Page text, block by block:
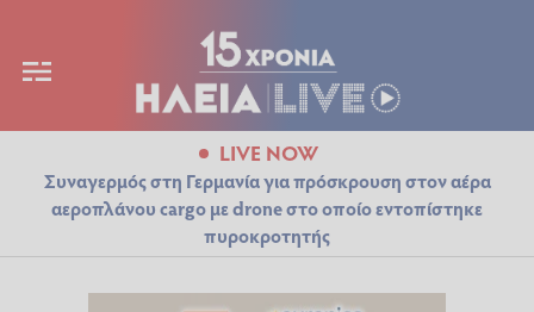
LIVE NOW
Συναγερμός στη Γερμανία για πρόσκρουση στον αέρα
αεροπλάνου cargo με drone στο οποίο εντοπίστηκε
πυροκροτητής